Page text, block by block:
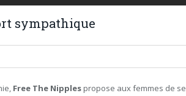
sympathique
Free The Nipples propose aux femmes de se